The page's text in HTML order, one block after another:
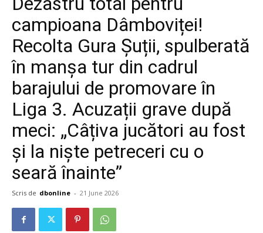
campioana Dâmboviței!
Recolta Gura Șuții, spulberată
în manșa tur din cadrul
barajului de promovare în
Liga 3. Acuzații grave după
meci: „Câțiva jucători au fost
și la niște petreceri cu o
seară înainte”
Scris de dbonline - 21 June 2026